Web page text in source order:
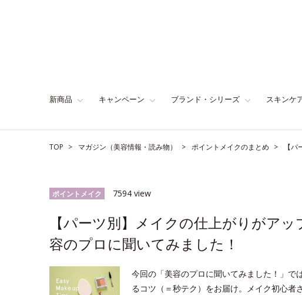
新商品 キャンペーン ブランド・シリーズ スキンケ
TOP マガジン（美容情報・読み物） ポイントメイクのまとめ 【
ポイントメイク 7594 view
【パーツ別】メイクの仕上がりがア
容のプロに聞いてみました！
今回の「美容のプロに聞いてみました！」で
るコツ（＝秒テク）をお届け。メイク初心者